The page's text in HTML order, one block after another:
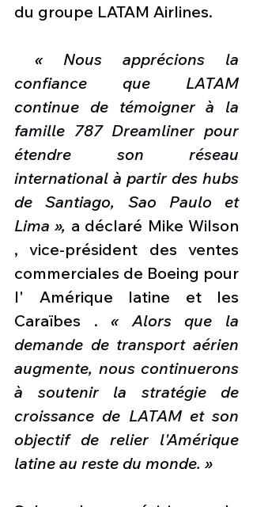
du groupe LATAM Airlines.
« Nous apprécions la
confiance que LATAM
continue de témoigner à la
famille 787 Dreamliner pour
étendre son réseau
international à partir des hubs
de Santiago, Sao Paulo et
Lima », a déclaré Mike Wilson
, vice-président des ventes
commerciales de Boeing pour
l' Amérique latine et les
Caraïbes . « Alors que la
demande de transport aérien
augmente, nous continuerons
à soutenir la stratégie de
croissance de LATAM et son
objectif de relier l'Amérique
latine au reste du monde. »